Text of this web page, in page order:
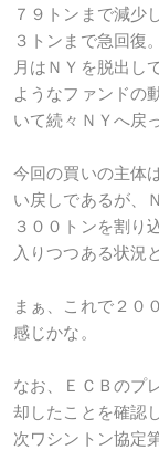
７９トンまで減少
３トンまで急回復
月はＮＹを脱出し
ようなファンドの
いて続々ＮＹへ戻
今回の買いの主体
い戻しであるが、
３００トンを割り
入りつつある状況
まぁ、これで２０
感じかな。
なお、ＥＣＢのプ
却したことを確認
次ワシントン協定